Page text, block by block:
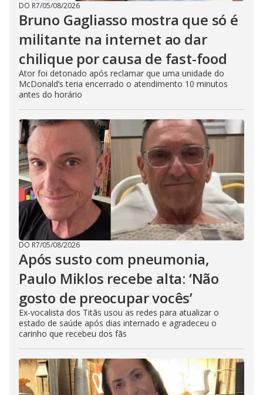
DO R7/05/08/2026
Bruno Gagliasso mostra que só é
militante na internet ao dar
chilique por causa de fast-food
Ator foi detonado após reclamar que uma unidade do
McDonald’s teria encerrado o atendimento 10 minutos
antes do horário
DO R7/05/08/2026
Após susto com pneumonia,
Paulo Miklos recebe alta: ‘Não
gosto de preocupar vocês’
Ex-vocalista dos Titãs usou as redes para atualizar o
estado de saúde após dias internado e agradeceu o
carinho que recebeu dos fãs